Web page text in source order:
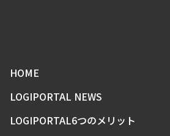
HOME
LOGIPORTAL NEWS
LOGIPORTAL6つのメリット